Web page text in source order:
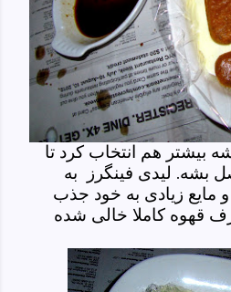
بیشتر هم انتخاب کرد تا
بشه. لیدی فینگرز به
زیادی به خود جذب
قهوه کاملا خالی شده